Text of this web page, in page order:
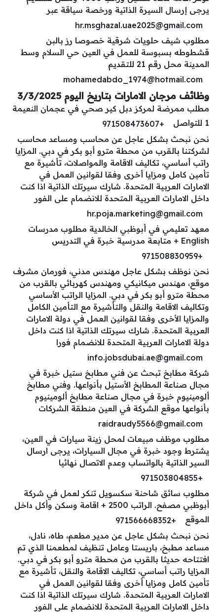
يرجى إرسال السيرة الذاتية ورخصة سياقة عبر
hr.msghazal.uae2025@gmail.com
مطلوب شيف حلويات شرقية خصوصا رز بالبن
قشطوطه بسبوسة للعمل في العين حي السلام وسط
المدينة محل رقم 21 للتقديم
mohamedabdo_1974@hotmail.com
وظائف مرجان الامارات بتاريخ اليوم 3/3/2025
مطلب ممرضة لمركز دبل كير صحي في عجمان النعيمة
1 للتواصل
+971508473607
نحن نبحث بشكل عاجل عن محاسب ومساعد محاسب
لشركتنا بالقرب من محطة مترو أبو بكر في دبي. المزايا
راتب أساسي، تكاليف الاقامة والمواصلات، تأشيرة مع
تأمين كامل ومزايا أخرى وفقا لقوانين العمل في
الامارات العربية المتحدة. شارك سيرتك الذاتية اذا كنت
داخل الامارات العربية المتحدة للانضمام على الفور
hr.poja.marketing@gmail.com
معهد تعليمي في أبوظبي الخالدية مطلوب مدرسات
English + متابعة مدرسية خبرة في التدريس
+971508830959
نحن نوظف بشكل عاجل مهندس مدني، فورمان مشرف
موقع، مهندس ميكانيكي ومهندس كهربائي بالقرب من
محطة مترو أبو بكر في دبي. المزايا الراتب الأساسي
وتكاليف الاقامة والنقل والتأشيرة مع التأمين الكامل
والمزايا الأخرى وفقا لقوانين العمل في دولة الامارات
العربية المتحدة. شارك سيرتك الذاتية اذا كنت داخل
دولة الامارات العربية المتحدة للانضمام فورا
info.jobsdubai.ae@gmail.com
شركة مطابخ تبحث عن فني مطابخ ستيل خبرة في
مجال صناعة المطابخ الأستيل بأنواعها. وفني مطابخ
ألومينيوم خبرة في مجال صناعة مطابخ ألومينيوم
بأنواعها موقع الشركة في العين منطقة الشركات
raidraudy5566@gmail.com
مطلوب موظف مبيعات لمحل زينة سيارات في العين،
يشترط وجود خبرة في مجال السيارات، يرجى ارسال
السير الذاتية بالواتساب وعدم الاتصال نهائيا
+971503804855
مطلوب سائق شاحنة سكسويل تنكر لعمل في شركة
أبوظبي مصفح. الراتب 2500 + اقامة وسكن وأكل داخل
الموقع
+971566668352
نحن نبحث بشكل عاجل عن مدير مطعم، طاه، نادل،
مساعد مطبخ، باريستا وعامل تنظيف لمطعمنا الذي تم
افتتاحه حديثا بالقرب من محطة مترو أبو بكر في دبي.
المزايا راتب أساسي، تكاليف الاقامة والنقل، تأشيرة مع
تأمين كامل ومزايا أخرى وفقا لقوانين العمل في
الامارات العربية المتحدة. شارك سيرتك الذاتية اذا كنت
داخل الامارات العربية المتحدة للانضمام على الفور